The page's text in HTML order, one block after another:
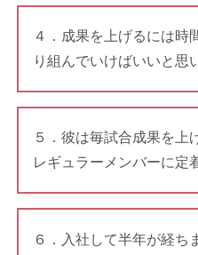
４．成果を上げるには時
り組んでいけばいいと思
５．彼は毎試合成果を上
レギュラーメンバーに定
６．入社して半年が経ち